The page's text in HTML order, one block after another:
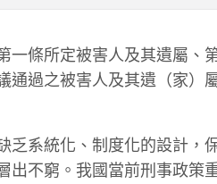
一條所定被害人及其遺屬、
過之被害人及其遺（家）
乏系統化、制度化的設計，
出不窮。我國當前刑事政策